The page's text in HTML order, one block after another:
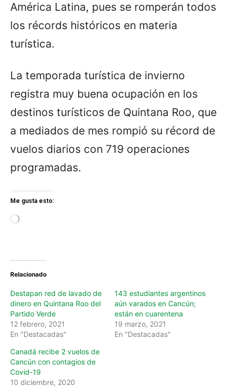
América Latina, pues se romperán todos
los récords históricos en materia
turística.
La temporada turística de invierno
registra muy buena ocupación en los
destinos turísticos de Quintana Roo, que
a mediados de mes rompió su récord de
vuelos diarios con 719 operaciones
programadas.
Me gusta esto:
L
g
Relacionado
Destapan red de lavado de
dinero en Quintana Roo del
Partido Verde
12 febrero, 2021
En "Destacadas"
143 estudiantes argentinos
aún varados en Cancún;
están en cuarentena
19 marzo, 2021
En "Destacadas"
Canadá recibe 2 vuelos de
Cancún con contagios de
Covid-19
10 diciembre, 2020